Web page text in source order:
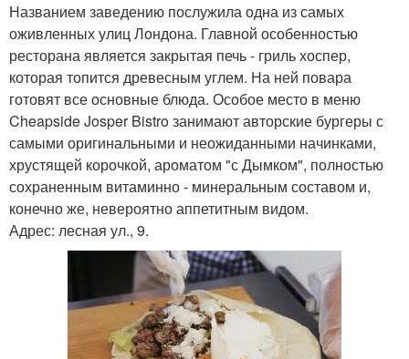
Названием заведению послужила одна из самых
оживленных улиц Лондона. Главной особенностью
ресторана является закрытая печь - гриль хоспер,
которая топится древесным углем. На ней повара
готовят все основные блюда. Особое место в меню
Cheapside Josper Bistro занимают авторские бургеры с
самыми оригинальными и неожиданными начинками,
хрустящей корочкой, ароматом "с Дымком", полностью
сохраненным витаминно - минеральным составом и,
конечно же, невероятно аппетитным видом.
Адрес: лесная ул., 9.